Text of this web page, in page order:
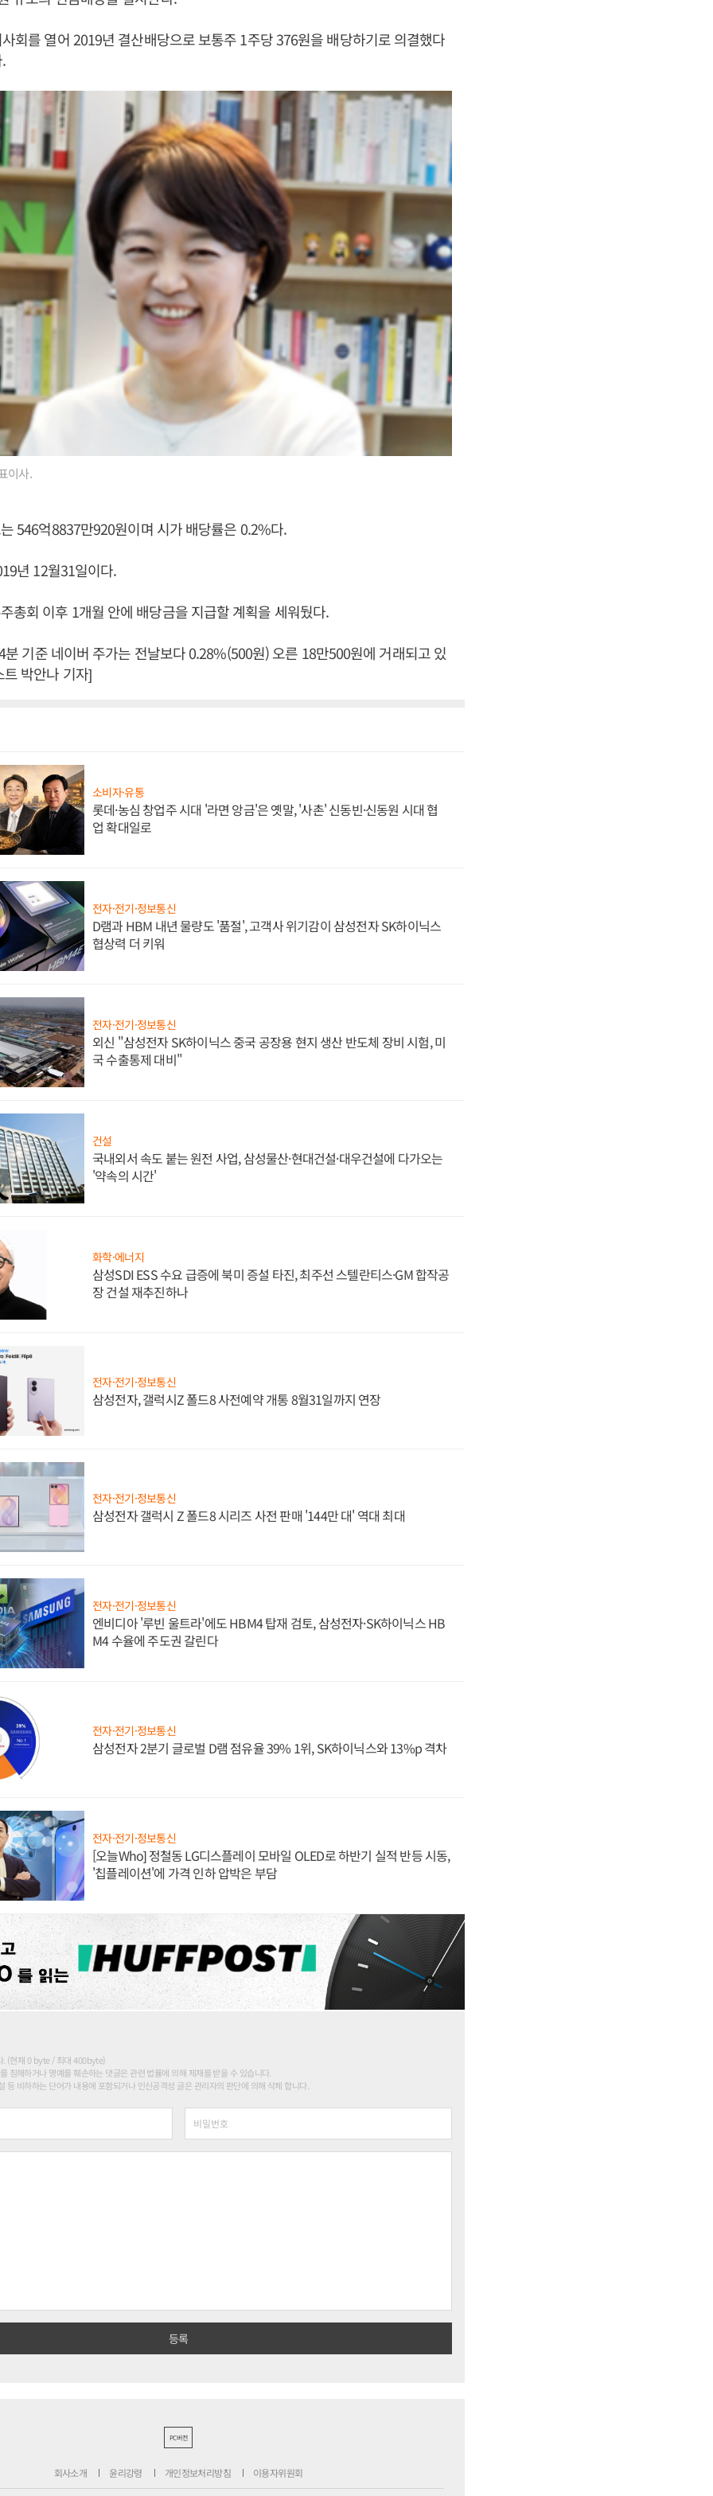
회를 열어 2019년 결산배당으로 보통주 1주당 376원을 배당하기로 의결했다
이사.
546억8837만920원이며 시가 배당률은 0.2%다.
년 12월31일이다.
총회 이후 1개월 안에 배당금을 지급할 계획을 세워뒀다.
기준 네이버 주가는 전날보다 0.28%(500원) 오른 18만500원에 거래되고 있
박안나 기자]
소비자·유통
롯데·농심 창업주 시대 '라면 앙금'은 옛말, '사촌' 신동빈·신동원 시대 협
업 확대일로
전자·전기·정보통신
D램과 HBM 내년 물량도 '품절', 고객사 위기감이 삼성전자 SK하이닉스
협상력 더 키워
전자·전기·정보통신
외신 "삼성전자 SK하이닉스 중국 공장용 현지 생산 반도체 장비 시험, 미
국 수출통제 대비"
건설
국내외서 속도 붙는 원전 사업, 삼성물산·현대건설·대우건설에 다가오는
'약속의 시간'
화학·에너지
삼성SDI ESS 수요 급증에 북미 증설 타진, 최주선 스텔란티스·GM 합작공
장 건설 재추진하나
전자·전기·정보통신
삼성전자, 갤럭시Z 폴드8 사전예약 개통 8월31일까지 연장
전자·전기·정보통신
삼성전자 갤럭시 Z 폴드8 시리즈 사전 판매 '144만 대' 역대 최대
전자·전기·정보통신
엔비디아 '루빈 울트라'에도 HBM4 탑재 검토, 삼성전자·SK하이닉스 HB
M4 수율에 주도권 갈린다
전자·전기·정보통신
삼성전자 2분기 글로벌 D램 점유율 39% 1위, SK하이닉스와 13%p 격차
전자·전기·정보통신
[오늘Who] 정철동 LG디스플레이 모바일 OLED로 하반기 실적 반등 시동,
'칩플레이션'에 가격 인하 압박은 부담
. (현재 0 byte / 최대 400byte)
침해하거나 명예를 훼손하는 댓글은 관련 법률에 의해 제재를 받을 수 있습니다.
등 비하하는 단어가 내용에 포함되거나 인신공격성 글은 관리자의 판단에 의해 삭제 합니다.
PC버전
회사소개 윤리강령 개인정보처리방침 이용자위원회